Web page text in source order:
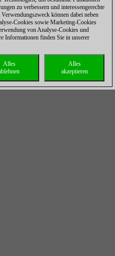
zu verbessern und interessengerechte
können dabei neben
Cookies sowie Marketing-Cookies
von Analyse-Cookies und
Informationen finden Sie in unserer
Alles
akzeptieren
Alles